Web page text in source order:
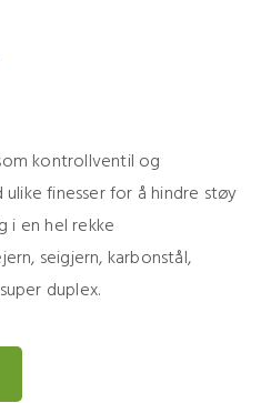
kontrollventil og
finesser for å hindre støy
i en hel rekke
seigjern, karbonstål,
duplex.